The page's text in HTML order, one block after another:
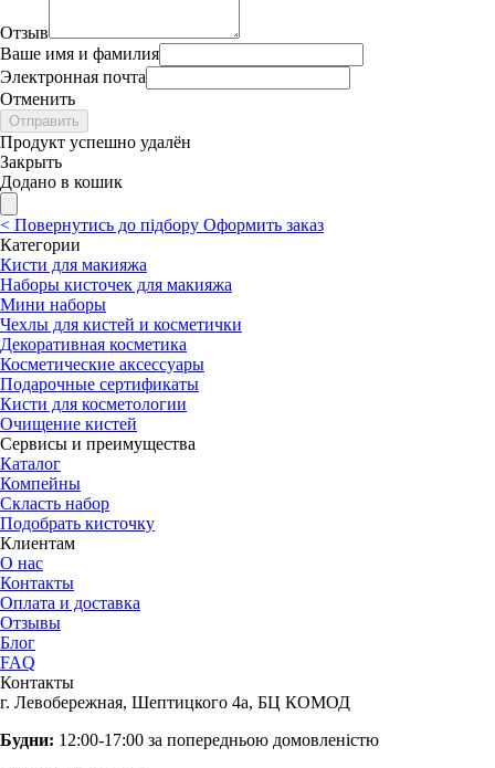
Отзыв
Ваше имя и фамилия
Электронная почта
Отменить
Отправить
Продукт успешно удалён
Закрыть
Додано в кошик
< Повернутись до підбору Оформить заказ
Категории
Кисти для макияжа
Наборы кисточек для макияжа
Мини наборы
Чехлы для кистей и косметички
Декоративная косметика
Косметические аксессуары
Подарочные сертификаты
Кисти для косметологии
Очищение кистей
Сервисы и преимущества
Каталог
Компейны
Скласть набор
Подобрать кисточку
Клиентам
О нас
Контакты
Оплата и доставка
Отзывы
Блог
FAQ
Контакты
г. Левобережная, Шептицкого 4а, БЦ КОМОД
Будни: 12:00-17:00 за попередньою домовленістю